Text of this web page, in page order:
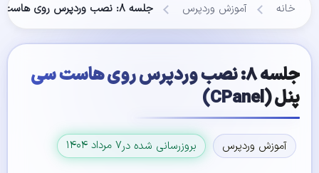
خانه آموزش وردپرس جلسه ۸: نصب وردپرس روی هاست سی پنل (CPanel)
جلسه ۸: نصب وردپرس روی هاست سی
پنل (CPanel)
آموزش وردپرس بروزرسانی شده در۷ مرداد ۱۴۰۴